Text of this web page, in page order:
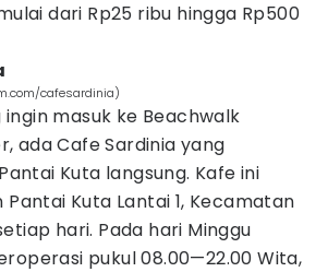
dari Rp25 ribu hingga Rp500
cafesardinia)
masuk ke Beachwalk
ada Cafe Sardinia yang
Kuta langsung. Kafe ini
Kuta Lantai 1, Kecamatan
hari. Pada hari Minggu
pukul 08.00—22.00 Wita,